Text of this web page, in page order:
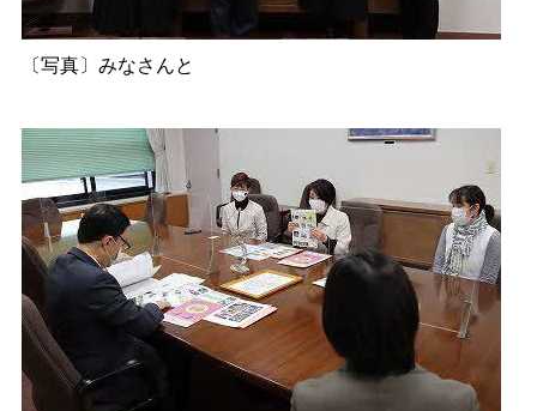
〔写真〕みなさんと